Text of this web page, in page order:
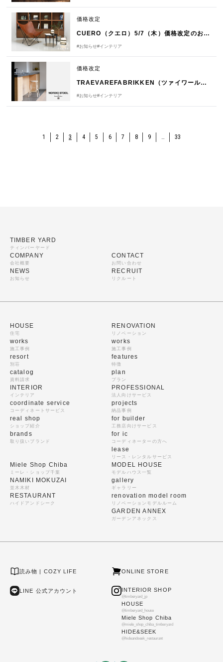
価格改定
CUERO（クエロ）5/7（木）価格改定のお知らせ
#お知らせ#インテリア
価格改定
TRAEVAREFABRIKKEN（ツァイワールファブリッケン）5/7（木）価格改定のお知らせ
#お知らせ#インテリア
1 2 3 4 5 6 7 8 9 33
TIMBER YARD
ティンバーヤード
COMPANY
会社概要
NEWS
お知らせ
CONTACT
お問い合わせ
RECRUIT
リクルート
HOUSE
住宅
works
施工事例
resort
別荘
catalog
資料請求
RENOVATION
リノベーション
works
施工事例
features
特徴
plan
プラン
INTERIOR
インテリア
coordinate service
コーディネートサービス
real shop
ショップ紹介
brands
取り扱いブランド
PROFESSIONAL
法人向けサービス
projects
納品事例
for builder
工務店向けサービス
for ic
コーディネーターの方へ
lease
リース・レンタルサービス
Miele Shop Chiba
ミーレ・ショップ千葉
NAMIKI MOKUZAI
並木木材
RESTAURANT
ハイドアンドシーク
MODEL HOUSE
モデルハウス一覧
gallery
ギャラリー
renovation model room
リノベーションモデルルーム
GARDEN ANNEX
ガーデンアネックス
読み物 | COZY LIFE ONLINE STORE
LINE 公式アカウント INTERIOR SHOP
@timberyard_jp
HOUSE
@timberyard_house
Miele Shop Chiba
@miele_shop_chiba_timberyard
HIDE&SEEK
@hideandseek_restaurant